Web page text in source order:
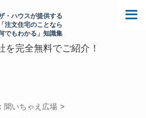
・ハウスが提供する
「注文住宅のことなら
でもわかる」知識集
を完全無料でご紹介！
聞いちゃえ広場